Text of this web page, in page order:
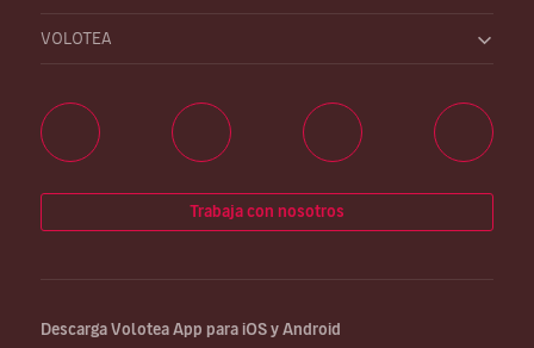
VOLOTEA
Trabaja con nosotros
Descarga Volotea App para iOS y Android